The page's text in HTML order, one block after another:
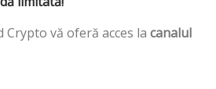
vă oferă acces la canalul